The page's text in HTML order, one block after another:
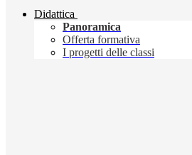
Didattica
Panoramica
Offerta formativa
I progetti delle classi